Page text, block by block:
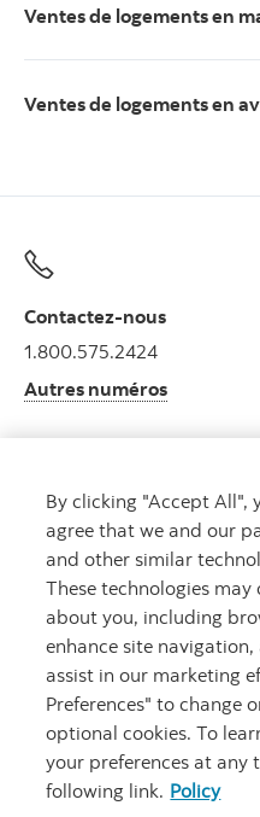
Ventes de logements en
Ventes de logements en
Contactez-nous
1.800.575.2424
Autres numéros
Obtenir des conseils
Rencontrez un conseiller.
Prenez rendez-vous
Carrières Notes juridiques
By clicking "Accept All",
agree that we and our
and other similar
These technologies
about you, including
enhance site
assist in our marketing
Preferences" to change
optional cookies. To
your preferences at any
following link. Policy